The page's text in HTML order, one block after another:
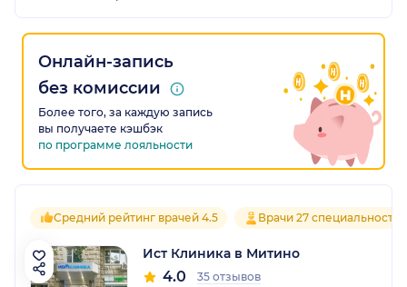
Онлайн-запись
без комиссии
Более того, за каждую запись
вы получаете кэшбэк
по программе лояльности
Средний рейтинг врачей 4.5 Врачи 27 специальностей
Ист Клиника в Митино
4.0 35 отзывов